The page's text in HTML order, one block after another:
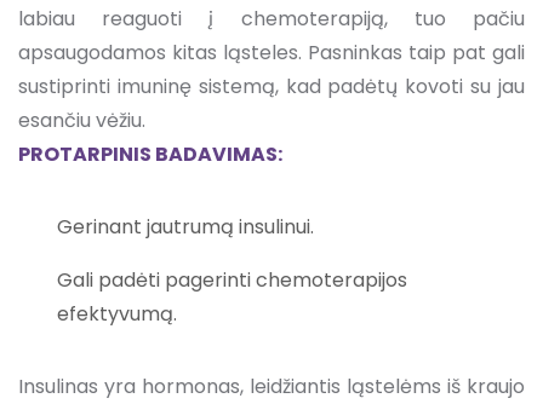
labiau reaguoti į chemoterapiją, tuo pačiu
apsaugodamos kitas ląsteles. Pasninkas taip pat gali
sustiprinti imuninę sistemą, kad padėtų kovoti su jau
esančiu vėžiu.
PROTARPINIS BADAVIMAS:
Gerinant jautrumą insulinui.
Gali padėti pagerinti chemoterapijos
efektyvumą.
Insulinas yra hormonas, leidžiantis ląstelėms iš kraujo